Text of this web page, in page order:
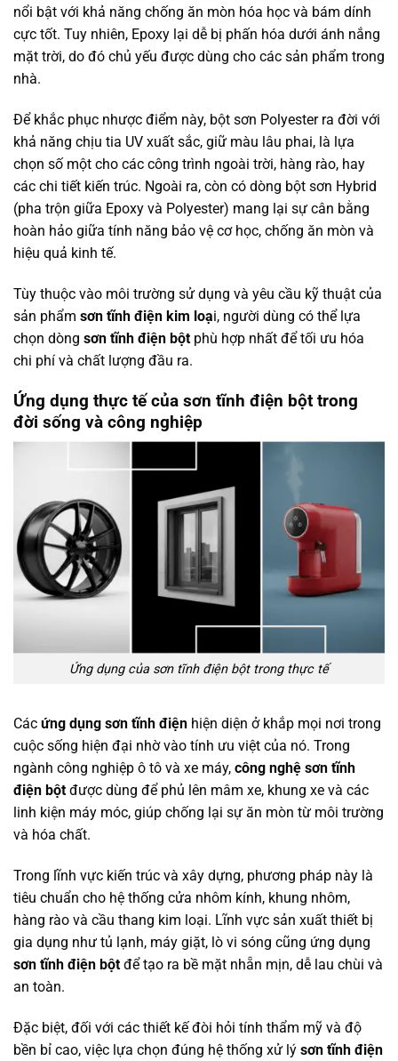
nổi bật với khả năng chống ăn mòn hóa học và bám dính
cực tốt. Tuy nhiên, Epoxy lại dễ bị phấn hóa dưới ánh nắng
mặt trời, do đó chủ yếu được dùng cho các sản phẩm trong
nhà.
Để khắc phục nhược điểm này, bột sơn Polyester ra đời với
khả năng chịu tia UV xuất sắc, giữ màu lâu phai, là lựa
chọn số một cho các công trình ngoài trời, hàng rào, hay
các chi tiết kiến trúc. Ngoài ra, còn có dòng bột sơn Hybrid
(pha trộn giữa Epoxy và Polyester) mang lại sự cân bằng
hoàn hảo giữa tính năng bảo vệ cơ học, chống ăn mòn và
hiệu quả kinh tế.
Tùy thuộc vào môi trường sử dụng và yêu cầu kỹ thuật của
sản phẩm sơn tĩnh điện kim loại, người dùng có thể lựa
chọn dòng sơn tĩnh điện bột phù hợp nhất để tối ưu hóa
chi phí và chất lượng đầu ra.
Ứng dụng thực tế của sơn tĩnh điện bột trong
đời sống và công nghiệp
Ứng dụng của sơn tĩnh điện bột trong thực tế
Các ứng dụng sơn tĩnh điện hiện diện ở khắp mọi nơi trong
cuộc sống hiện đại nhờ vào tính ưu việt của nó. Trong
ngành công nghiệp ô tô và xe máy, công nghệ sơn tĩnh
điện bột được dùng để phủ lên mâm xe, khung xe và các
linh kiện máy móc, giúp chống lại sự ăn mòn từ môi trường
và hóa chất.
Trong lĩnh vực kiến trúc và xây dựng, phương pháp này là
tiêu chuẩn cho hệ thống cửa nhôm kính, khung nhôm,
hàng rào và cầu thang kim loại. Lĩnh vực sản xuất thiết bị
gia dụng như tủ lạnh, máy giặt, lò vi sóng cũng ứng dụng
sơn tĩnh điện bột để tạo ra bề mặt nhẵn mịn, dễ lau chùi và
an toàn.
Đặc biệt, đối với các thiết kế đòi hỏi tính thẩm mỹ và độ
bền bỉ cao, việc lựa chọn đúng hệ thống xử lý sơn tĩnh điện